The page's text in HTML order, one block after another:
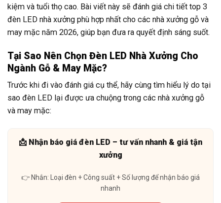
kiệm và tuổi thọ cao. Bài viết này sẽ đánh giá chi tiết top 3
đèn LED nhà xưởng phù hợp nhất cho các nhà xưởng gỗ và
may mặc năm 2026, giúp bạn đưa ra quyết định sáng suốt.
Tại Sao Nên Chọn Đèn LED Nhà Xưởng Cho
Ngành Gỗ & May Mặc?
Trước khi đi vào đánh giá cụ thể, hãy cùng tìm hiểu lý do tại
sao đèn LED lại được ưa chuộng trong các nhà xưởng gỗ
và may mặc:
📩 Nhận báo giá đèn LED – tư vấn nhanh & giá tận
xưởng
👉 Nhắn: Loại đèn + Công suất + Số lượng để nhận báo giá
nhanh